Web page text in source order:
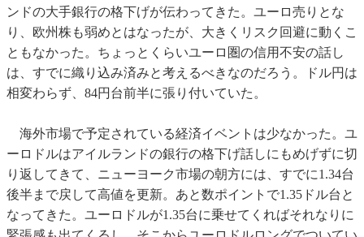
ンドの大手銀行の格下げが伝わってきた。ユーロ売りとな
り、欧州株も弱めとはなったが、大きくリスク回避に動くこ
ともなかった。ちょっとくらいユーロ圏の信用不安の話し
は、すでに織り込み済みと考えるべきなのだろう。ドル円は
相変わらず、84円台前半に張り付いていた。
海外市場で予定されている経済イベントは少なかった。ユ
ーロドルはアイルランドの銀行の格下げ話しにもめげずに切
り返してきて、ニューヨーク市場の朝方には、すでに1.34台
後半まで戻して高値を更新。あと数ポイントで1.35ドル台と
なってきた。ユーロドルが1.35台に乗せてくればそれなりに